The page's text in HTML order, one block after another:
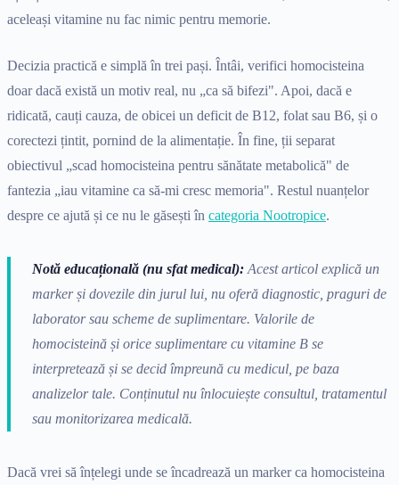
aceleași vitamine nu fac nimic pentru memorie.
Decizia practică e simplă în trei pași. Întâi, verifici homocisteina
doar dacă există un motiv real, nu „ca să bifezi". Apoi, dacă e
ridicată, cauți cauza, de obicei un deficit de B12, folat sau B6, și o
corectezi țintit, pornind de la alimentație. În fine, ții separat
obiectivul „scad homocisteina pentru sănătate metabolică" de
fantezia „iau vitamine ca să-mi cresc memoria". Restul nuanțelor
despre ce ajută și ce nu le găsești în categoria Nootropice.
Notă educațională (nu sfat medical): Acest articol explică un
marker și dovezile din jurul lui, nu oferă diagnostic, praguri de
laborator sau scheme de suplimentare. Valorile de
homocisteină și orice suplimentare cu vitamine B se
interpretează și se decid împreună cu medicul, pe baza
analizelor tale. Conținutul nu înlocuiește consultul, tratamentul
sau monitorizarea medicală.
Dacă vrei să înțelegi unde se încadrează un marker ca homocisteina